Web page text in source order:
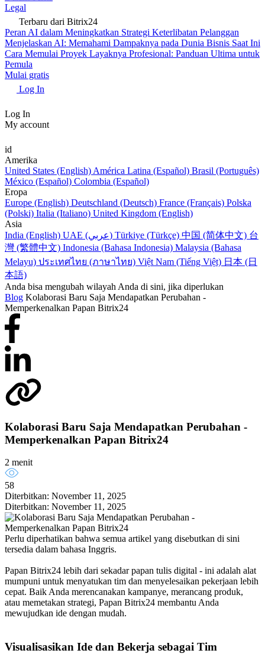
Legal
Terbaru dari Bitrix24
Peran AI dalam Meningkatkan Strategi Keterlibatan Pelanggan
Menjelaskan AI: Memahami Dampaknya pada Dunia Bisnis Saat Ini
Cara Memulai Proyek Layaknya Profesional: Panduan Ultima untuk
Pemula
Mulai gratis
Log In
Log In
My account
id
Amerika
United States (English) América Latina (Español) Brasil (Português)
México (Español) Colombia (Español)
Eropa
Europe (English) Deutschland (Deutsch) France (Français) Polska
(Polski) Italia (Italiano) United Kingdom (English)
Asia
India (English)
UAE (عربي) Türkiye (Türkçe) 中国 (简体中文) 台
灣 (繁體中文) Indonesia (Bahasa Indonesia) Malaysia (Bahasa
Melayu) ประเทศไทย (ภาษาไทย) Việt Nam (Tiếng Việt) 日本 (日
本語)
Anda bisa mengubah wilayah Anda di sini, jika diperlukan
Blog Kolaborasi Baru Saja Mendapatkan Perubahan -
Memperkenalkan Papan Bitrix24
Kolaborasi Baru Saja Mendapatkan Perubahan -
Memperkenalkan Papan Bitrix24
2 menit
58
Diterbitkan: November 11, 2025
Diterbitkan: November 11, 2025
Perlu diperhatikan bahwa semua artikel yang disebutkan di sini
tersedia dalam bahasa Inggris.
Papan Bitrix24 lebih dari sekadar papan tulis digital - ini adalah alat
mumpuni untuk menyatukan tim dan menyelesaikan pekerjaan lebih
cepat. Baik Anda merencanakan kampanye, merancang produk,
atau memetakan strategi, Papan Bitrix24 membantu Anda
mewujudkan ide dengan mudah.
Visualisasikan Ide dan Bekerja sebagai Tim